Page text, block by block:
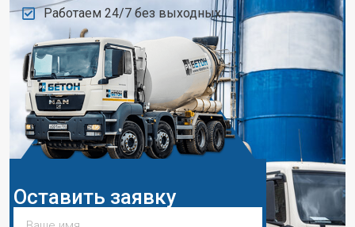
Работаем 24/7 без выходных
Оставить заявку